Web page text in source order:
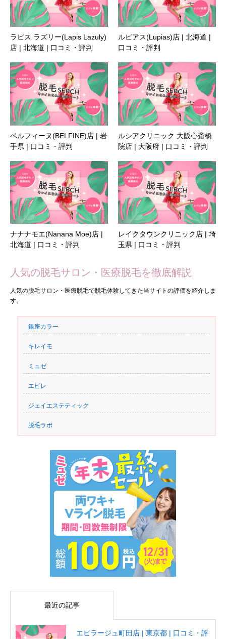
ラピス ラズリー(Lapis Lazuly)
店 | 北海道 | 口コミ・評判
ルピアス(Lupias)店 | 北海道 |
口コミ・評判
ベルフィーヌ(BELFINE)店 | 岩
手県 | 口コミ・評判
ルシアクリニック 大阪心斎橋
院店 | 大阪府 | 口コミ・評判
ナナナモエ(Nanana Moe)店 |
北海道 | 口コミ・評判
レイクタウンクリニック店 | 埼
玉県 | 口コミ・評判
人気の脱毛サロン・医療脱毛を徹底解説
人気の脱毛サロン・医療脱毛で脱毛体験してきた当サイトの評価を紹介しま
す。
銀座カラー
キレイモ
ミュゼ
エピレ
ジェイエステティック
脱毛ラボ
最近の記事
エピラージュ町田店 | 東京都 | 口コミ・評